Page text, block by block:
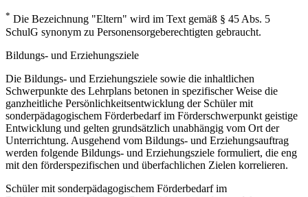
* Die Bezeichnung "Eltern" wird im Text gemäß § 45 Abs. 5
SchulG synonym zu Personensorgeberechtigten gebraucht.
Bildungs- und Erziehungsziele
Die Bildungs- und Erziehungsziele sowie die inhaltlichen
Schwerpunkte des Lehrplans betonen in spezifischer Weise die
ganzheitliche Persönlichkeitsentwicklung der Schüler mit
sonderpädagogischem Förderbedarf im Förderschwerpunkt geistige
Entwicklung und gelten grundsätzlich unabhängig vom Ort der
Unterrichtung. Ausgehend vom Bildungs- und Erziehungsauftrag
werden folgende Bildungs- und Erziehungsziele formuliert, die eng
mit den förderspezifischen und überfachlichen Zielen korrelieren.
Schüler mit sonderpädagogischem Förderbedarf im